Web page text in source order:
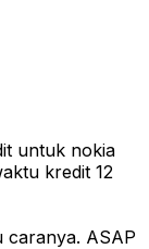
untuk nokia
kredit 12
caranya. ASAP